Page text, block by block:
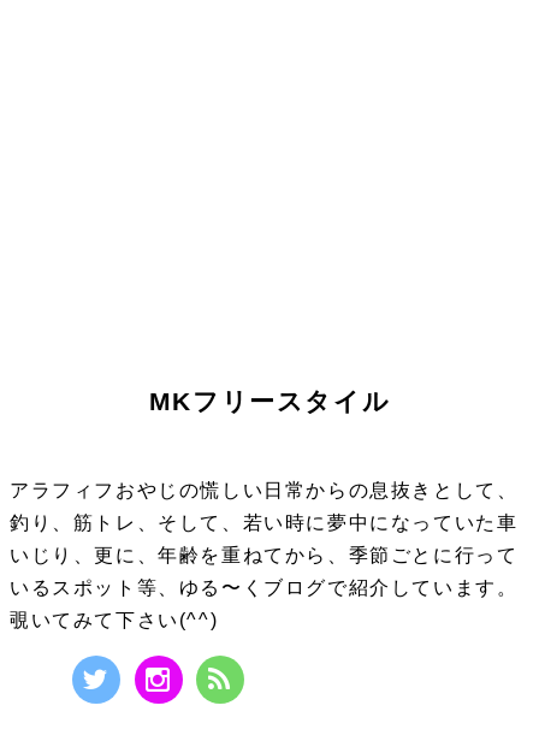
MKフリースタイル
アラフィフおやじの慌しい日常からの息抜きとして、
釣り、筋トレ、そして、若い時に夢中になっていた車
いじり、更に、年齢を重ねてから、季節ごとに行って
いるスポット等、ゆる〜くブログで紹介しています。
覗いてみて下さい(^^)